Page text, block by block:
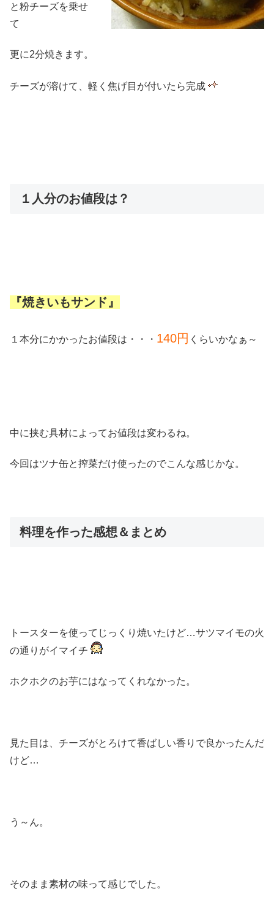
と粉チーズを乗せ
て
更に2分焼きます。
チーズが溶けて、軽く焦げ目が付いたら完成
１人分のお値段は？
『焼きいもサンド』
１本分にかかったお値段は・・・ 140円 くらいかなぁ～
中に挟む具材によってお値段は変わるね。
今回はツナ缶と搾菜だけ使ったのでこんな感じかな。
料理を作った感想＆まとめ
トースターを使ってじっくり焼いたけど…サツマイモの火
の通りがイマイチ
ホクホクのお芋にはなってくれなかった。
見た目は、チーズがとろけて香ばしい香りで良かったんだ
けど…
う～ん。
そのまま素材の味って感じでした。